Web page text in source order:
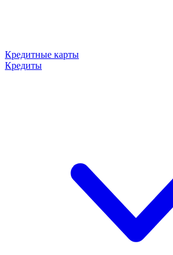
Кредитные карты
Кредиты